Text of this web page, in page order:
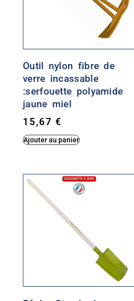
Outil nylon fibre de
verre incassable
:serfouette polyamide
jaune miel
15,67€
Ajouter au panier